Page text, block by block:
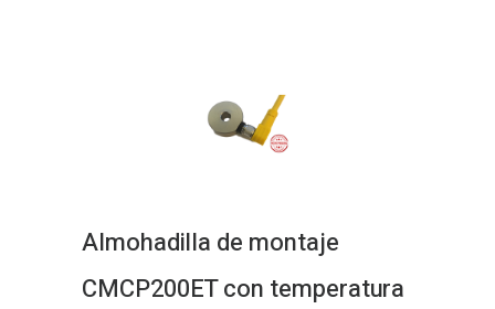
Almohadilla de montaje
CMCP200ET con temperatura